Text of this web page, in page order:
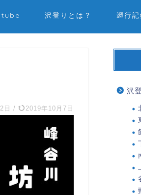
沢登りとは？ 遡行記
日 / 2019年10月7日
沢